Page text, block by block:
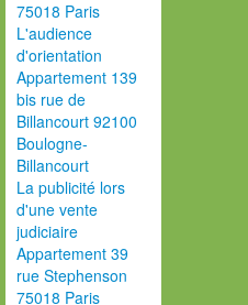
75018 Paris
L'audience
d'orientation
Appartement 139
bis rue de
Billancourt 92100
Boulogne-
Billancourt
La publicité lors
d'une vente
judiciaire
Appartement 39
rue Stephenson
75018 Paris